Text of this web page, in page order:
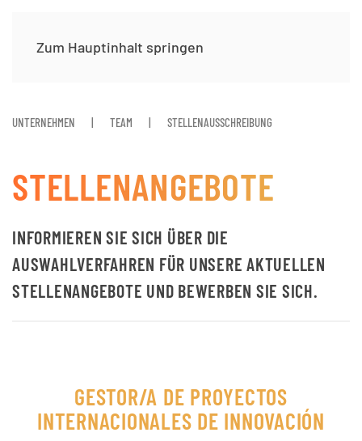
Zum Hauptinhalt springen
UNTERNEHMEN TEAM STELLENAUSSCHREIBUNG
STELLENANGEBOTE
INFORMIEREN SIE SICH ÜBER DIE
AUSWAHLVERFAHREN FÜR UNSERE AKTUELLEN
STELLENANGEBOTE UND BEWERBEN SIE SICH.
GESTOR/A DE PROYECTOS
INTERNACIONALES DE INNOVACIÓN